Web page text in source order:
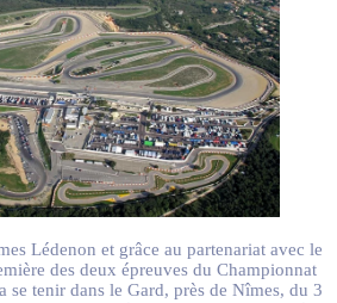
Lédenon et grâce au partenariat avec le
des deux épreuves du Championnat
se tenir dans le Gard, près de Nîmes, du 3